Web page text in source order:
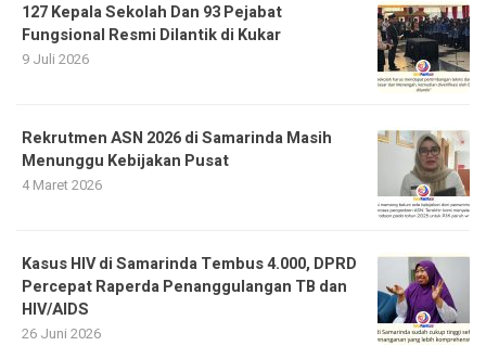
127 Kepala Sekolah Dan 93 Pejabat
Fungsional Resmi Dilantik di Kukar
9 Juli 2026
Rekrutmen ASN 2026 di Samarinda Masih
Menunggu Kebijakan Pusat
4 Maret 2026
Kasus HIV di Samarinda Tembus 4.000, DPRD
Percepat Raperda Penanggulangan TB dan
HIV/AIDS
26 Juni 2026